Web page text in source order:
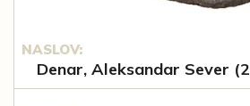
NASLOV:
Denar, Aleksandar Sever